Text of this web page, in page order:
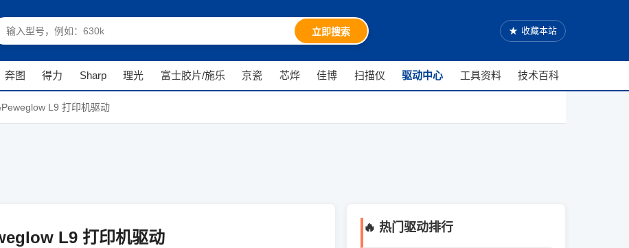
立即搜索 ★ 收藏本站
奔图 得力 Sharp 理光 富士胶片/施乐 京瓷 芯烨 佳博 扫描仪 驱动中心 工具资料 技术百科
L9 打印机驱动
L9 打印机驱动
🔥 热门驱动排行